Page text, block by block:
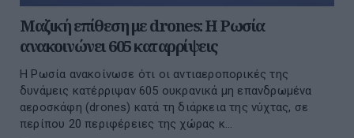
Μαζική επίθεση με drones: Η Ρωσία
ανακοινώνει 605 καταρρίψεις
Η Ρωσία ανακοίνωσε ότι οι αντιαεροπορικές της
δυνάμεις κατέρριψαν 605 ουκρανικά μη επανδρωμένα
αεροσκάφη (drones) κατά τη διάρκεια της νύχτας, σε
περίπου 20 περιφέρειες της χώρας κ...